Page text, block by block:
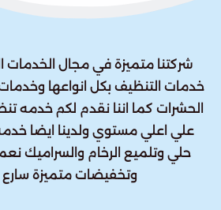
شركتنا متميزة في مجال الخدمات
خدمات التنظيف بكل انواعها
الحشرات كما اننا نقدم لكم خدمه
علي اعلي مستوي ولدينا ايضا
حلي وتلميع الرخام والسراميك
وتخفيضات متميزة سارع